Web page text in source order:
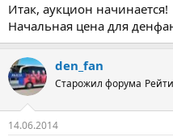
Итак, аукцион начинается!
Начальная цена для
den_fan
Старожил форума
14.06.2014